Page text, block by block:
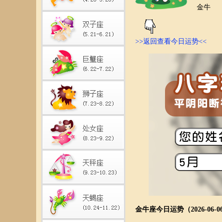
金牛
>>返回查看今日运势<<
金牛座今日运势（2026-06-